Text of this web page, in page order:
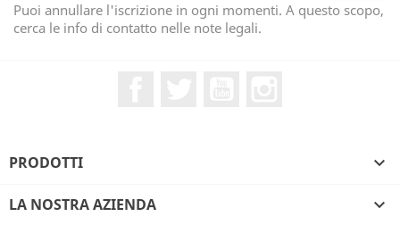
Puoi annullare l'iscrizione in ogni momenti. A questo scopo,
cerca le info di contatto nelle note legali.
PRODOTTI 
LA NOSTRA AZIENDA 